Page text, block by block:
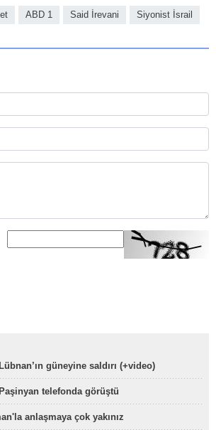
ABD 1 Said İrevani Siyonist İsrail
güneyine saldırı (+video)
telefonda görüştü
anlaşmaya çok yakınız